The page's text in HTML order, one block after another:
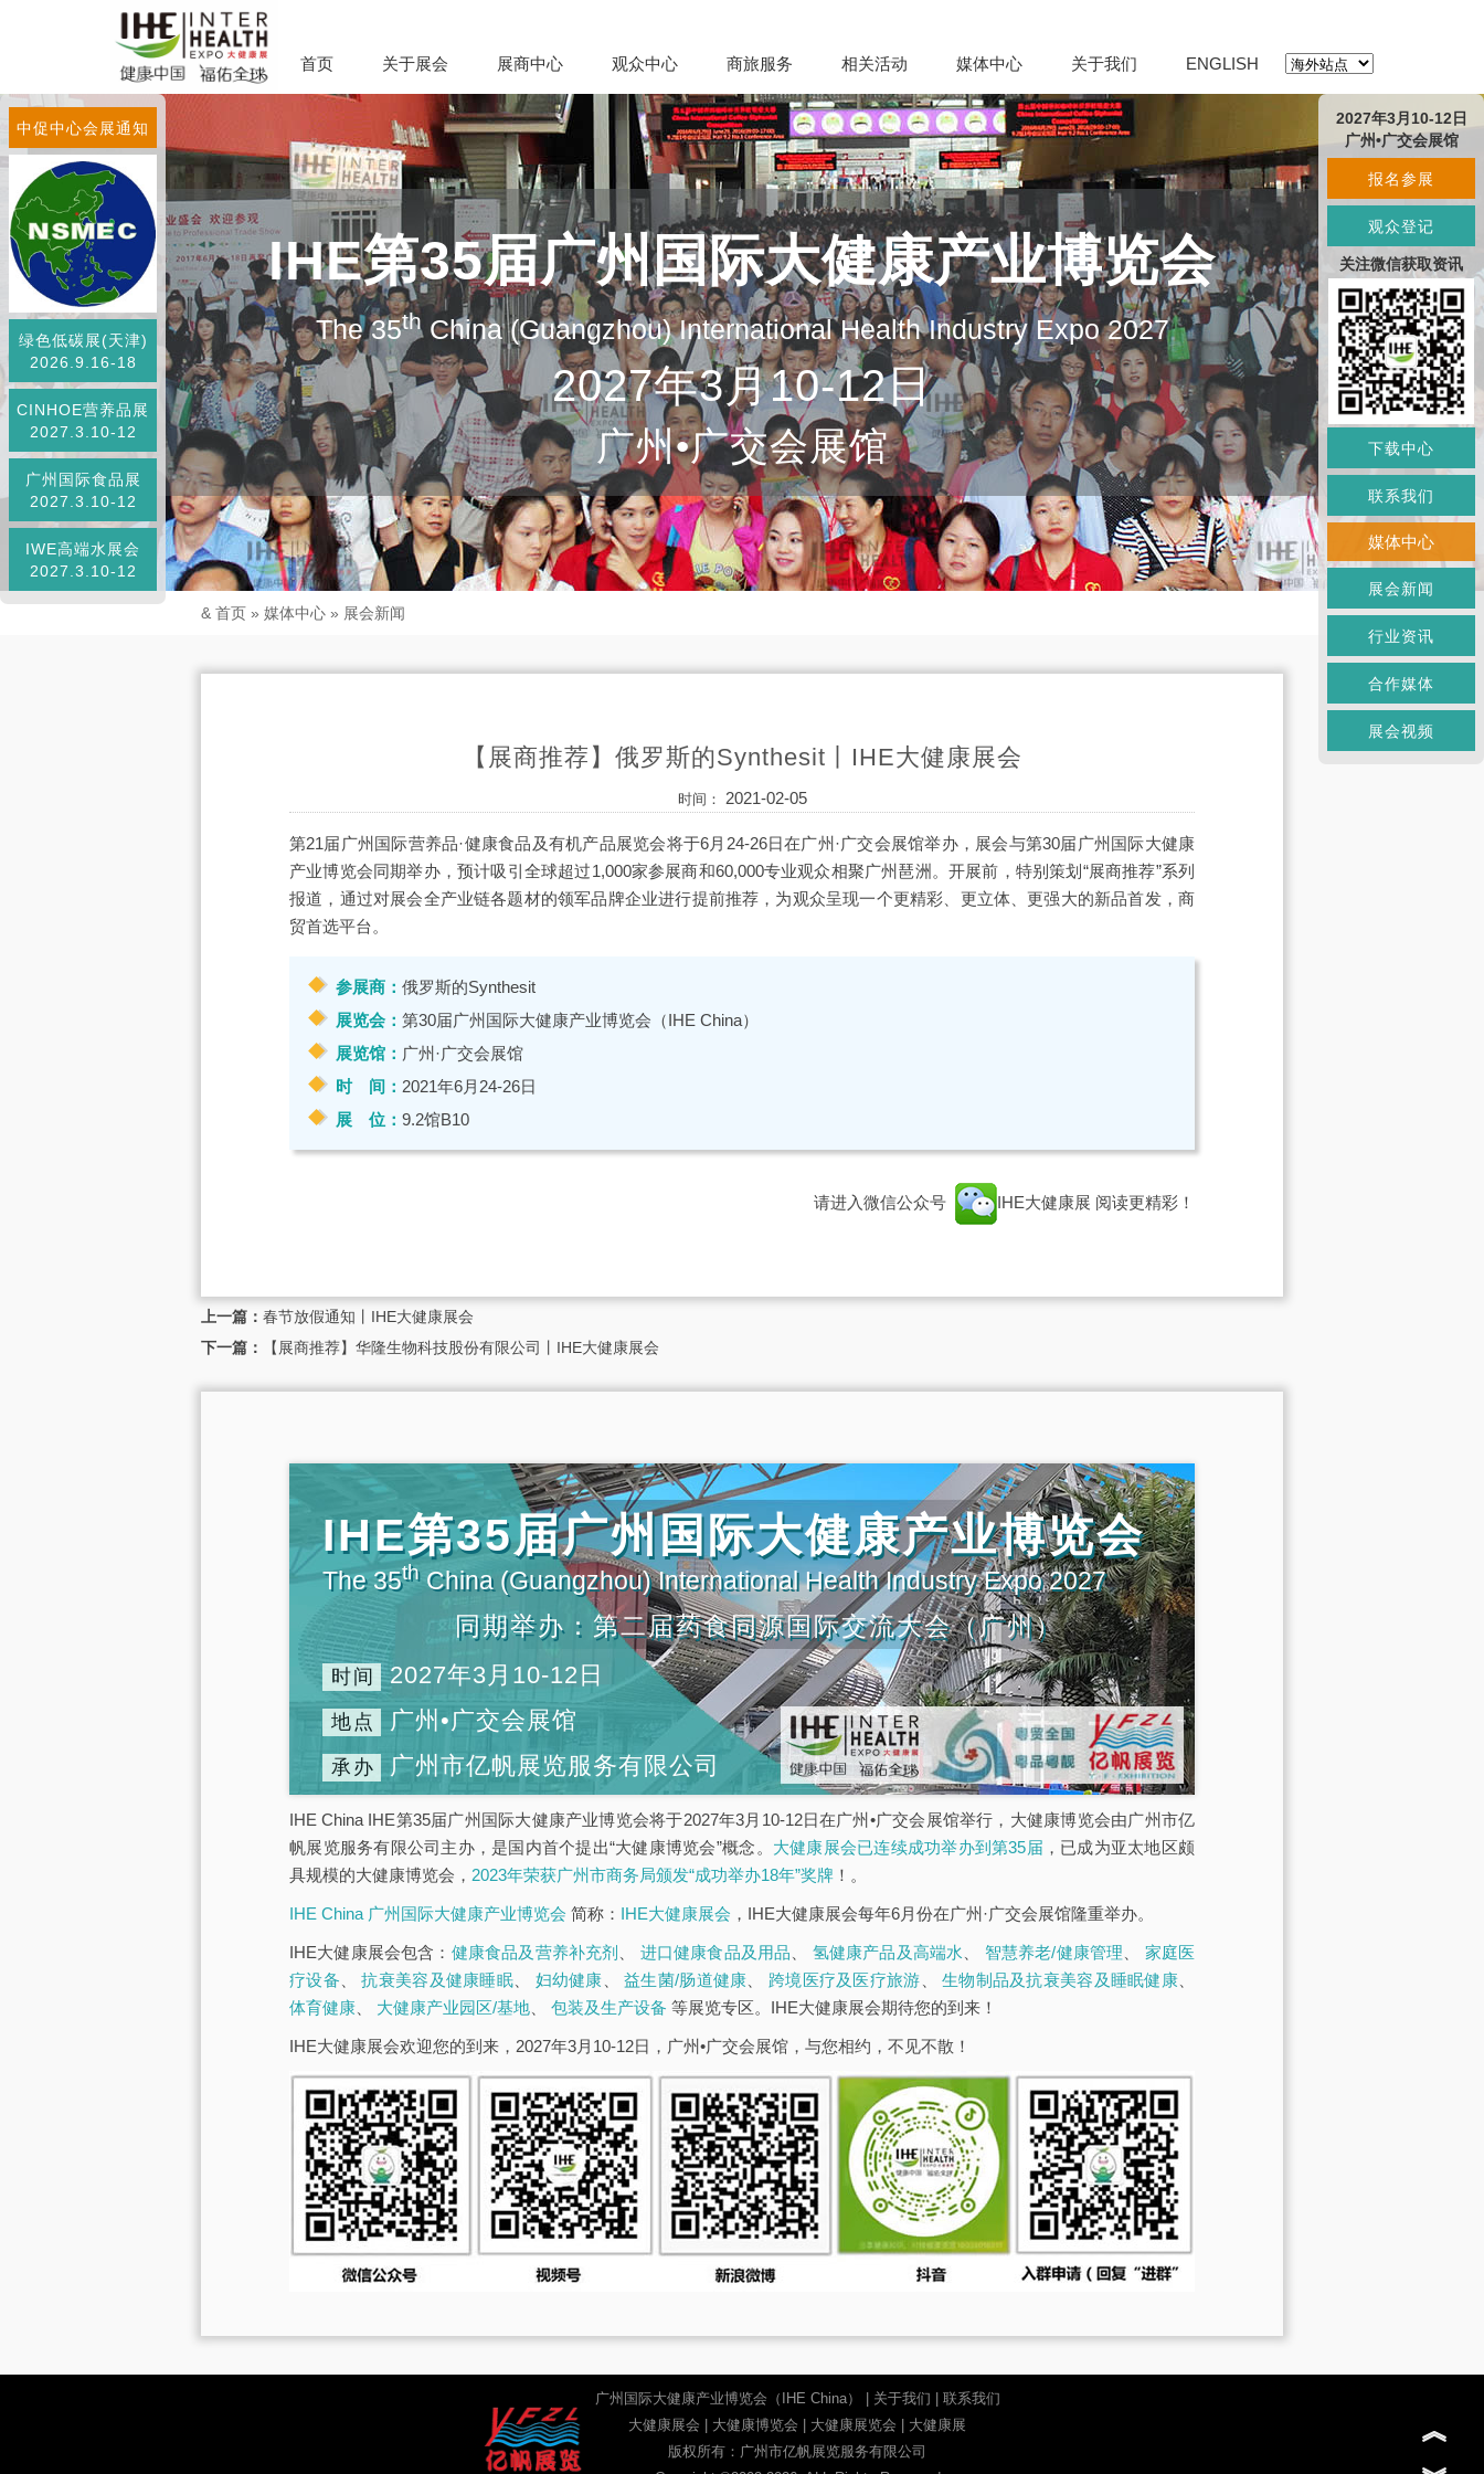
首页 关于展会 展商中心 观众中心 商旅服务 相关活动 媒体中心 关于我们 ENGLISH
IHE第35届广州国际大健康产业博览会
The 35thChina (Guangzhou) International Health Industry Expo 2027
2027年3月10-12日
广州•广交会展馆
中促中心会展通知
绿色低碳展(天津)
2026.9.16-18
CINHOE营养品展
2027.3.10-12
广州国际食品展
2027.3.10-12
IWE高端水展会
2027.3.10-12
& 首页 » 媒体中心 » 展会新闻
【展商推荐】俄罗斯的Synthesit丨IHE大健康展会
时间： 2021-02-05
第21届广州国际营养品·健康食品及有机产品展览会将于6月24-26日在广州·广交会展馆举办，展会与第30届广州国际大健康
产业博览会同期举办，预计吸引全球超过1,000家参展商和60,000专业观众相聚广州琶洲。开展前，特别策划“展商推荐”系列
报道，通过对展会全产业链各题材的领军品牌企业进行提前推荐，为观众呈现一个更精彩、更立体、更强大的新品首发，商
贸首选平台。
参展商： 俄罗斯的Synthesit
展览会： 第30届广州国际大健康产业博览会（IHE China）
展览馆： 广州·广交会展馆
时 间： 2021年6月24-26日
展 位： 9.2馆B10
请进入微信公众号 IHE大健康展 阅读更精彩！
上一篇： 春节放假通知丨IHE大健康展会
下一篇：
【展商推荐】华隆生物科技股份有限公司丨IHE大健康展会
IHE第35届广州国际大健康产业博览会
The 35thChina (Guangzhou) International Health Industry Expo 2027
同期举办：第二届药食同源国际交流大会（广州）
时间 2027年3月10-12日
地点 广州•广交会展馆
承办 广州市亿帆展览服务有限公司
IHE China IHE第35届广州国际大健康产业博览会将于2027年3月10-12日在广州•广交会展馆举行，大健康博览会由广州市亿
帆展览服务有限公司主办，是国内首个提出“大健康博览会”概念。 大健康展会已连续成功举办到第35届 ，已成为亚太地区颇
具规模的大健康博览会， 2023年荣获广州市商务局颁发“成功举办18年”奖牌 ！。
IHE China 广州国际大健康产业博览会 简称： IHE大健康展会 ，IHE大健康展会每年6月份在广州·广交会展馆隆重举办。
IHE大健康展会包含： 健康食品及营养补充剂 进口健康食品及用品 氢健康产品及高端水 智慧养老/健康管理
家庭医
疗设备 、抗衰美容及健康睡眠、 妇幼健康 、益生菌/肠道健康 跨境医疗及医疗旅游 、生物制品及抗衰美容及睡眠健康
体育健康
大健康产业园区/基地 包装及生产设备 等展览专区。IHE大健康展会期待您的到来！
IHE大健康展会欢迎您的到来，2027年3月10-12日，广州•广交会展馆，与您相约，不见不散！
广州国际大健康产业博览会（IHE China） 关于我们
联系我们
大健康展会
大健康博览会 大健康展览会
大健康展
版权所有：广州市亿帆展览服务有限公司
︽
2027年3月10-12日
广州•广交会展馆
报名参展
观众登记
关注微信获取资讯
下载中心
联系我们
媒体中心
展会新闻
行业资讯
合作媒体
展会视频